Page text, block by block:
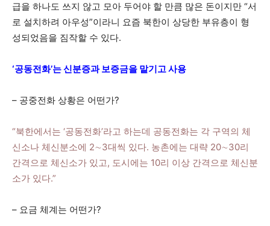
급을 하나도 쓰지 않고 모아 두어야 할 만큼 많은 돈이지만 “서
로 설치하려 아우성”이라니 요즘 북한이 상당한 부유층이 형
성되었음을 짐작할 수 있다.
‘공동전화’는 신분증과 보증금을 맡기고 사용
– 공중전화 상황은 어떤가?
“북한에서는 ‘공동전화’라고 하는데 공동전화는 각 구역의 체
신소나 체신분소에 2∼3대씩 있다. 농촌에는 대략 20∼30리
간격으로 체신소가 있고, 도시에는 10리 이상 간격으로 체신분
소가 있다.”
– 요금 체계는 어떤가?